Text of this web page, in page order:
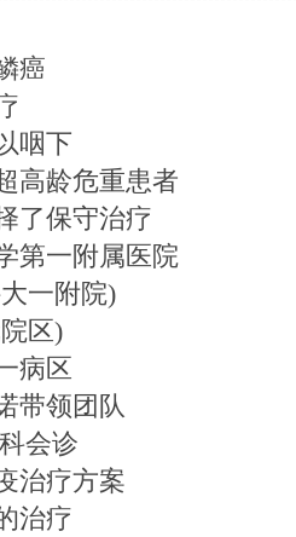
癌
咽下
高龄危重患者
了保守治疗
第一附属医院
一附院)
区)
病区
带领团队
会诊
治疗方案
治疗